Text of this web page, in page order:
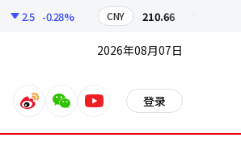
2.5 -0.28% CNY 210.66
2026年08月07日
weiboweixinyoutube 登录